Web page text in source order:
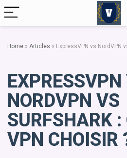
Home » Articles » ExpressVPN vs NordVPN
EXPRESSVPN
NORDVPN VS
SURFSHARK :
VPN CHOISIR